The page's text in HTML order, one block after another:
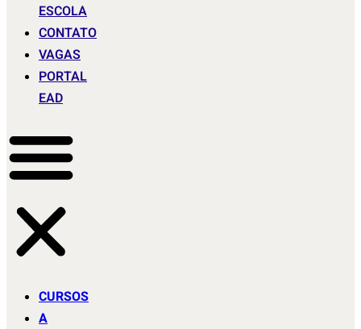
ESCOLA
CONTATO
VAGAS
PORTAL
EAD
CURSOS
A